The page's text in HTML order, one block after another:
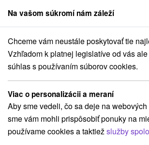
člen skupinySorger
Slovensko Prešovský kraj Bardejov
Recenzie - Hotel Astória
Bardejov
Rezervácia a výber
Na vašom súkromí nám záleží
Chceme vám neustále poskytovať tie
Vzhľadom k platnej legislatíve od vás
súhlas s používaním súborov cookies.
Viac o personalizácii a meraní
Aby sme vedeli, čo sa deje na
sme vám mohli prispôsobiť ponuky na
používame cookies a taktiežslužby